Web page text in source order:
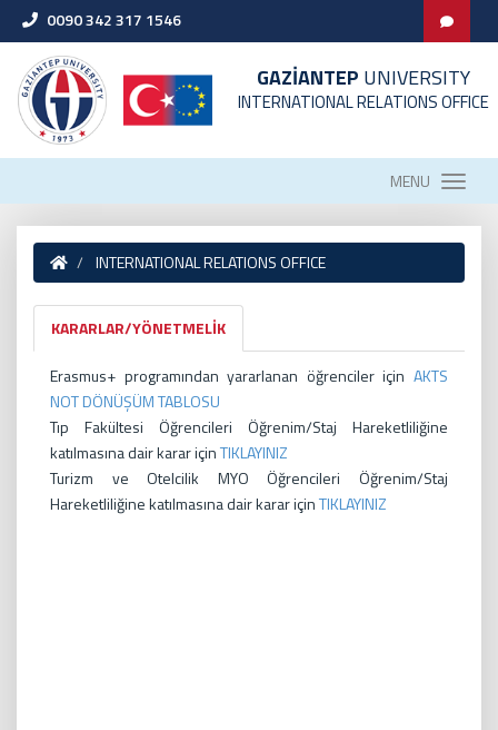
0090 342 317 1546
GAZİANTEP UNIVERSITY
INTERNATIONAL RELATIONS OFFICE
MENU
INTERNATIONAL RELATIONS OFFICE
KARARLAR/YÖNETMELİK
Erasmus+ programından yararlanan öğrenciler için AKTS
NOT DÖNÜŞÜM TABLOSU
Tıp Fakültesi Öğrencileri Öğrenim/Staj Hareketliliğine
katılmasına dair karar içinTIKLAYINIZ
Turizm ve Otelcilik MYO Öğrencileri Öğrenim/Staj
Hareketliliğine katılmasına dair karar içinTIKLAYINIZ